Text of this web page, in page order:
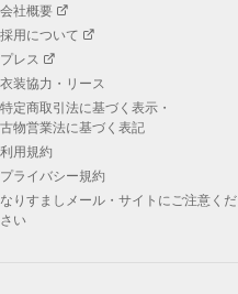
会社概要
採用について
プレス
衣装協力・リース
特定商取引法に基づく表示・
古物営業法に基づく表記
利用規約
プライバシー規約
なりすましメール・サイトにご注意くだ
さい